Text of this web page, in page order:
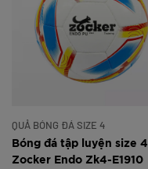
QUẢ BÓNG ĐÁ SIZE 4
Bóng đá tập luyện size 4
Zocker Endo Zk4-E1910